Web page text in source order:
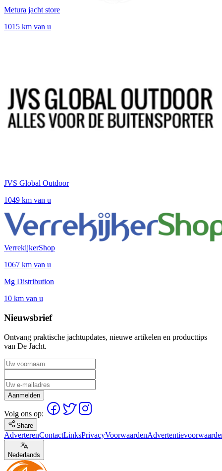
Metura jacht store
1015 km van u
JVS Global Outdoor
1049 km van u
VerrekijkerShop
1067 km van u
Mg Distribution
10 km van u
Nieuwsbrief
Ontvang praktische jachtupdates, nieuwe artikelen en producttips
van De Jacht.
Aanmelden
Volg ons op:
Share
AdverterenContactLinksPrivacyVoorwaarden
Nederlands